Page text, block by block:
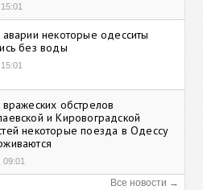
некоторые одесситы
без воды
обстрелов
и Кировоградской
некоторые поезда в Одессу
09:01
Все новости →